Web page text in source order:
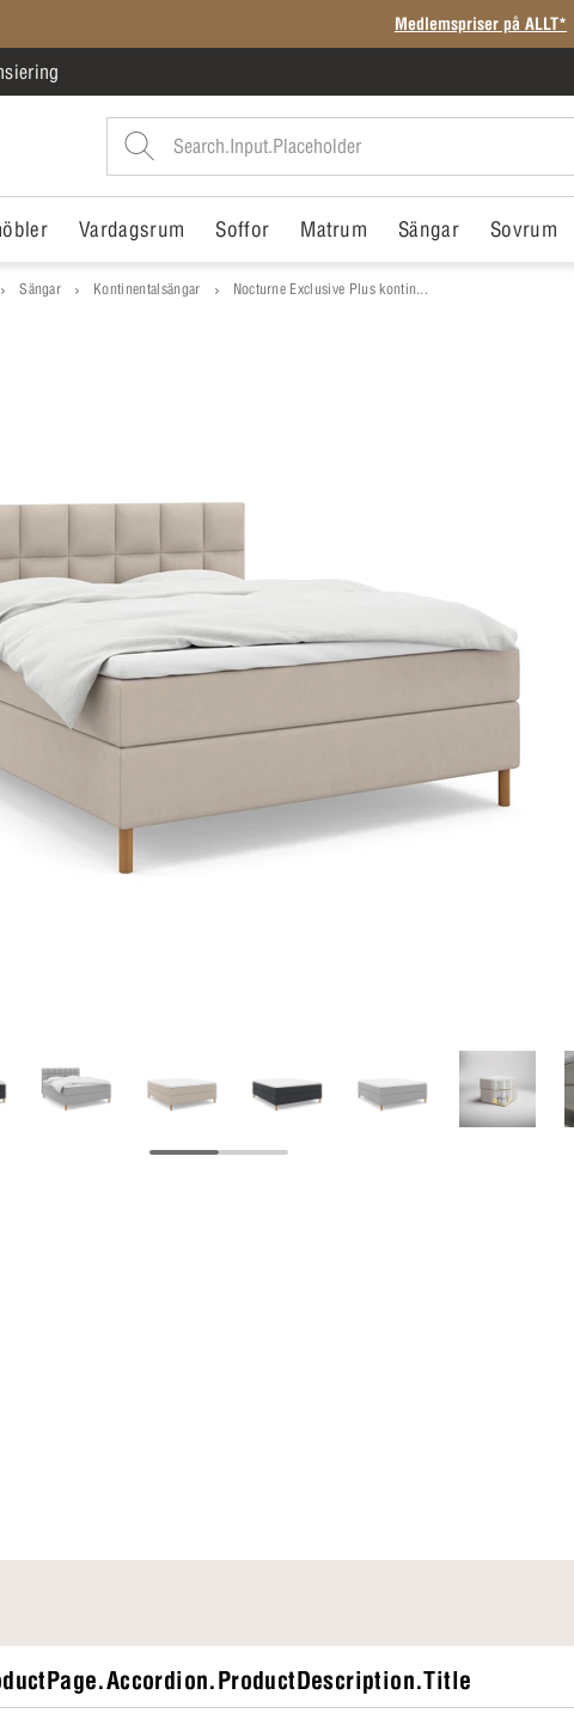
Medlemspriser på ALLT*
Vardagsrum Soffor Matrum Sängar Sovrum
Sängar Kontinentalsängar Nocturne Exclusive Plus kontin...